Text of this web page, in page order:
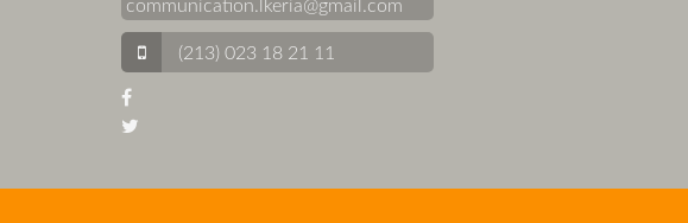
communication.lkeria@gmail.com
(213) 023 18 21 11